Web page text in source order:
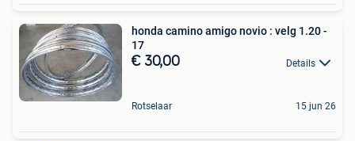
honda camino amigo novio : velg 1.20 -
17
€ 30,00 Details
Rotselaar 15 jun 26